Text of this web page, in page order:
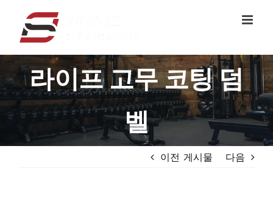
로
너
기
라이프 고무 코팅 덤
벨
이전 게시물 다음